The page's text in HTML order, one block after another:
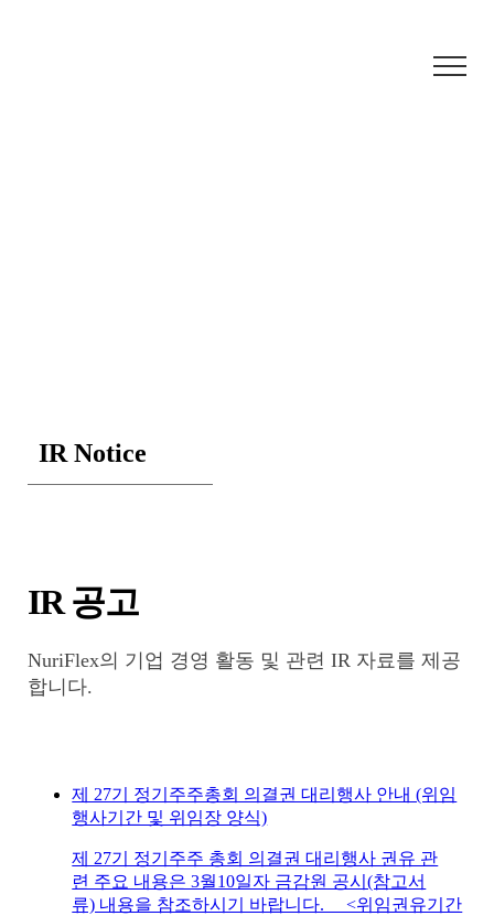
IR Notice
IR 공고
NuriFlex의 기업 경영 활동 및 관련 IR 자료를 제공
합니다.
제 27기 정기주주총회 의결권 대리행사 안내 (위임
행사기간 및 위임장 양식)
제 27기 정기주주 총회 의결권 대리행사 권유 관
련 주요 내용은 3월10일자 금감원 공시(참고서
류) 내용을 참조하시기 바랍니다. <위임권유기간